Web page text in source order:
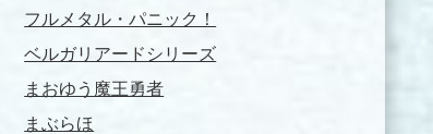
フルメタル・パニック！
ベルガリアードシリーズ
まおゆう魔王勇者
まぶらほ